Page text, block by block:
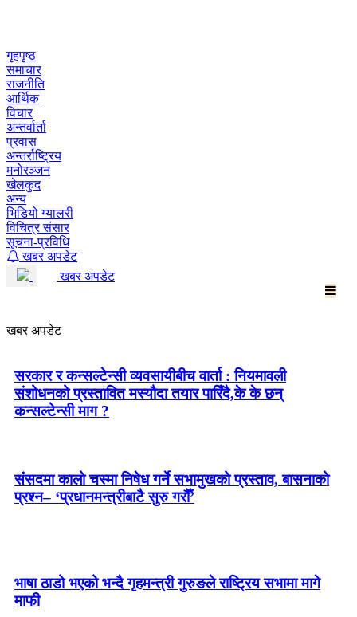
गृहपृष्ठ
समाचार
राजनीति
आर्थिक
विचार
अन्तर्वार्ता
प्रवास
अन्तर्राष्ट्रिय
मनोरञ्जन
खेलकुद
अन्य
भिडियो ग्यालरी
विचित्र संसार
सूचना-प्रविधि
खबर अपडेट
खबर अपडेट
खबर अपडेट
सरकार र कन्सल्टेन्सी व्यवसायीबीच वार्ता : नियमावली
संशोधनको प्रस्तावित मस्यौदा तयार पारिँदै,के के छन्
कन्सल्टेन्सी माग ?
संसदमा कालो चस्मा निषेध गर्ने सभामुखको प्रस्ताव, बासनाको
प्रश्न– ‘प्रधानमन्त्रीबाटै सुरु गरौँ’
भाषा ठाडो भएको भन्दै गृहमन्त्री गुरुङले राष्ट्रिय सभामा मागे
माफी